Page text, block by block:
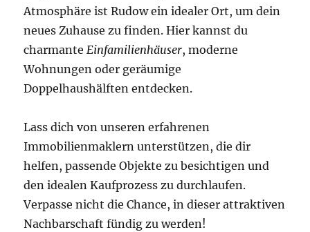
Atmosphäre ist Rudow ein idealer Ort, um dein
neues Zuhause zu finden. Hier kannst du
charmanteEinfamilienhäuser, moderne
Wohnungen oder geräumige
Doppelhaushälften entdecken.
Lass dich von unseren erfahrenen
Immobilienmaklern unterstützen, die dir
helfen, passende Objekte zu besichtigen und
den idealen Kaufprozess zu durchlaufen.
Verpasse nicht die Chance, in dieser attraktiven
Nachbarschaft fündig zu werden!